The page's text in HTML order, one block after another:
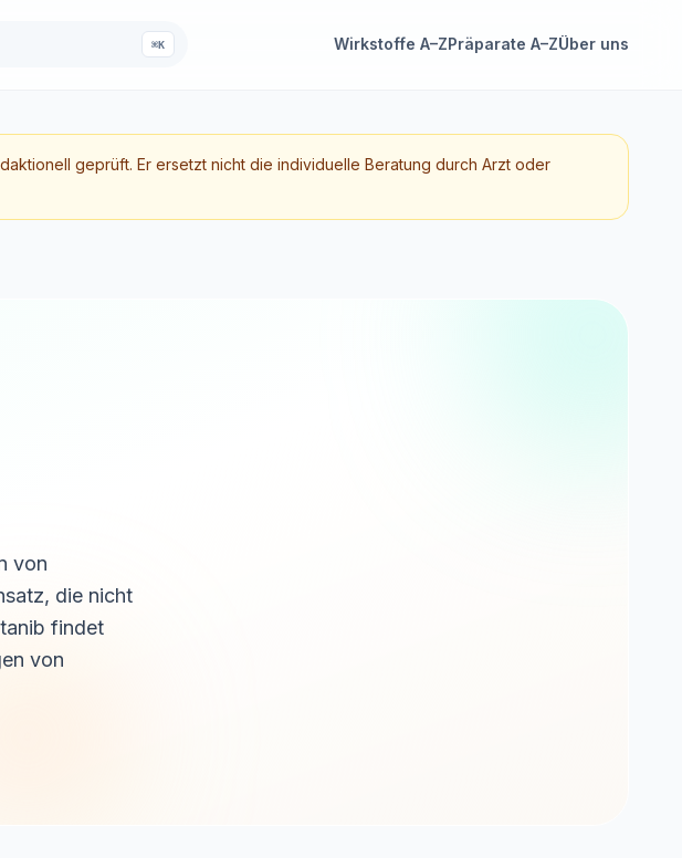
⌘K Wirkstoffe A–ZPräparate A–ZÜber uns
geprüft. Er ersetzt nicht die individuelle Beratung durch Arzt oder
von
die nicht
findet
von